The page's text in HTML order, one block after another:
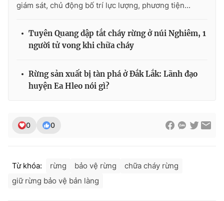
giám sát, chủ động bố trí lực lượng, phương tiện...
Tuyên Quang dập tắt cháy rừng ở núi Nghiêm, 1
người tử vong khi chữa cháy
Rừng sản xuất bị tàn phá ở Đắk Lắk: Lãnh đạo
huyện Ea Hleo nói gì?
0 0
Từ khóa: rừng bảo vệ rừng
chữa cháy rừng
giữ rừng bảo vệ bản làng